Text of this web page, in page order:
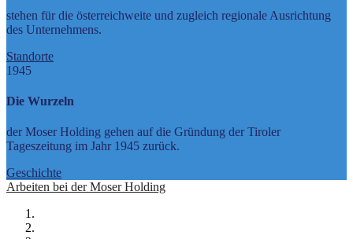
stehen für die österreichweite und zugleich regionale Ausrichtung
des Unternehmens.
Standorte
1945
Die Wurzeln
der Moser Holding gehen auf die Gründung der Tiroler
Tageszeitung im Jahr 1945 zurück.
Geschichte
Arbeiten bei der Moser Holding